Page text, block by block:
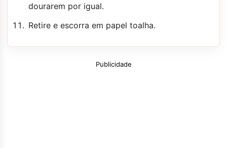
dourarem por igual.
Retire e escorra em papel toalha.
Publicidade